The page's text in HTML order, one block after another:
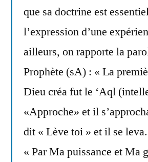
que sa doctrine est
l’expression d’une
ailleurs, on rapporte la
Prophète (sA) : « La
Dieu créa fut le ‘Aql
«Approche» et il
dit « Lève toi » et il se
« Par Ma puissance et Ma